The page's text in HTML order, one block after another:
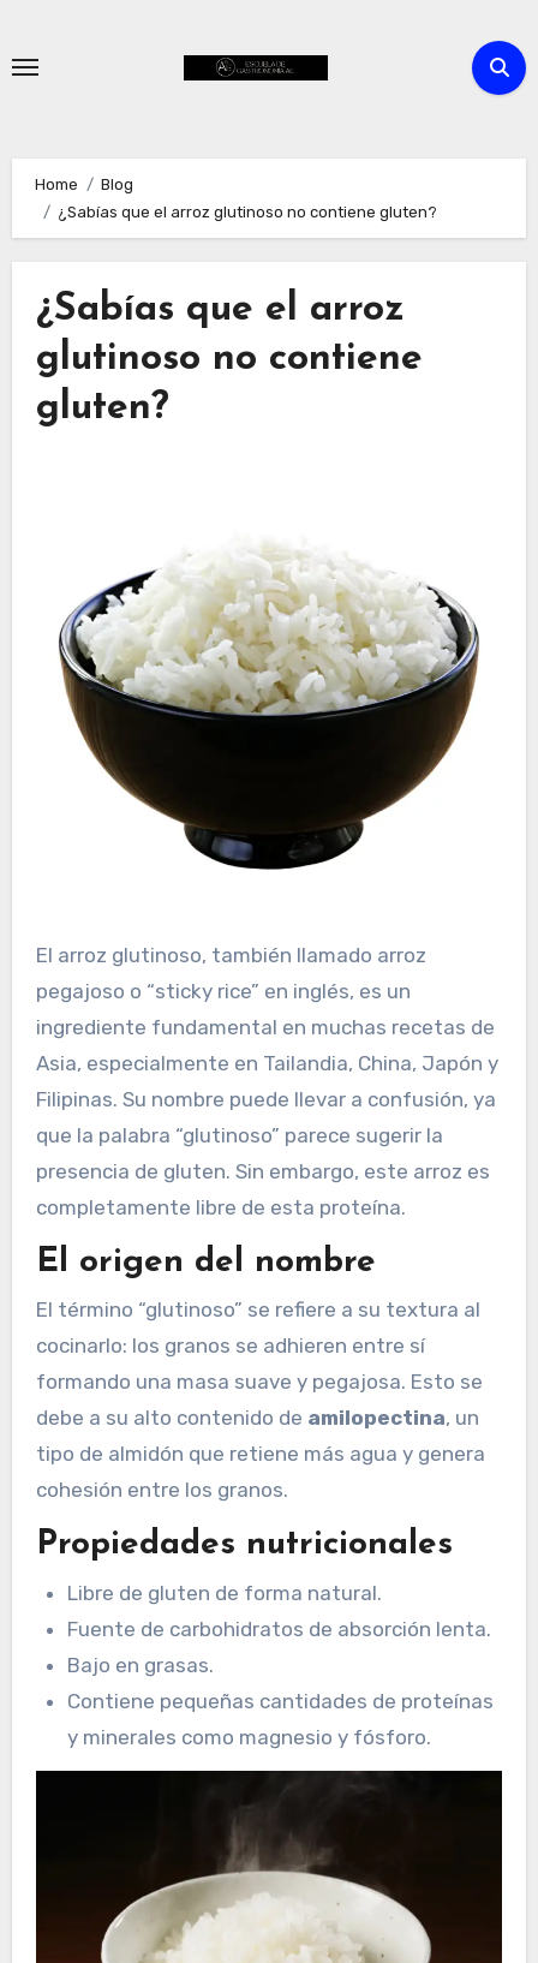
content
Home
Blog
¿Sabías que el arroz glutinoso no contiene gluten?
¿Sabías que el arroz
glutinoso no contiene
gluten?
El arroz glutinoso, también llamado arroz
pegajoso o “sticky rice” en inglés, es un
ingrediente fundamental en muchas recetas de
Asia, especialmente en Tailandia, China, Japón y
Filipinas. Su nombre puede llevar a confusión, ya
que la palabra “glutinoso” parece sugerir la
presencia de gluten. Sin embargo, este arroz es
completamente libre de esta proteína.
El origen del nombre
El término “glutinoso” se refiere a su textura al
cocinarlo: los granos se adhieren entre sí
formando una masa suave y pegajosa. Esto se
debe a su alto contenido de amilopectina, un
tipo de almidón que retiene más agua y genera
cohesión entre los granos.
Propiedades nutricionales
Libre de gluten de forma natural.
Fuente de carbohidratos de absorción lenta.
Bajo en grasas.
Contiene pequeñas cantidades de proteínas
y minerales como magnesio y fósforo.